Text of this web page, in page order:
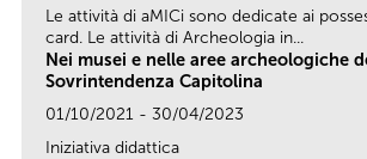
Le attività di aMICi sono dedicate ai
card. Le attività di Archeologia in...
Nei musei e nelle aree archeologiche
Sovrintendenza Capitolina
01/10/2021 - 30/04/2023
Iniziativa didattica